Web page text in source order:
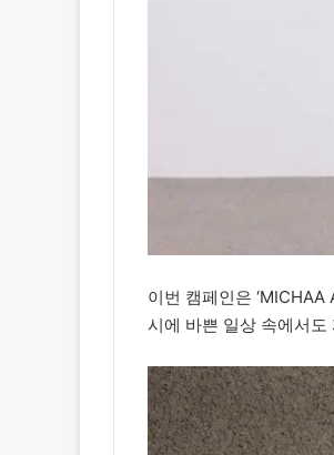
이번 캠페인은
시에 바쁜 일상 속에서